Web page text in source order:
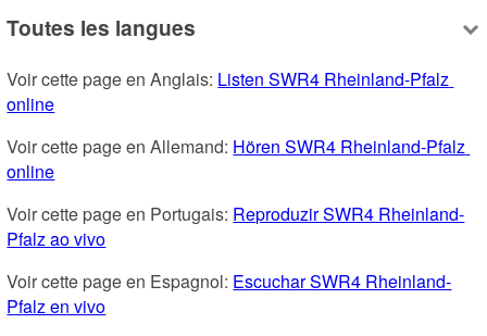
Toutes les langues
Voir cette page en Anglais: Listen SWR4 Rheinland-Pfalz
online
Voir cette page en Allemand: Hören SWR4 Rheinland-Pfalz
online
Voir cette page en Portugais: Reproduzir SWR4 Rheinland-
Pfalz ao vivo
Voir cette page en Espagnol: Escuchar SWR4 Rheinland-
Pfalz en vivo